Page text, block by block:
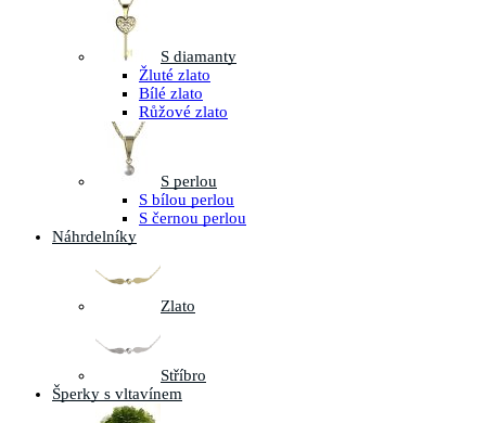
S diamanty
Žluté zlato
Bílé zlato
Růžové zlato
S perlou
S bílou perlou
S černou perlou
Náhrdelníky
Zlato
Stříbro
Šperky s vltavínem